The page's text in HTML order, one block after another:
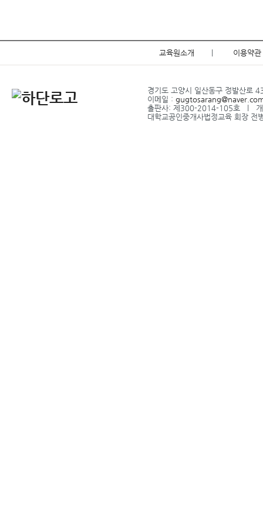
교육원소개 이용약관
경기도 고양시 일산동구 정발산
이메일 :
출판사: 제300-2014-105호 l 개
대학교공인중개사법정교육 회장